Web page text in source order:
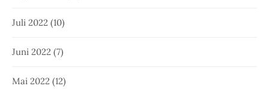
Juli 2022 (10)
Juni 2022 (7)
Mai 2022 (12)